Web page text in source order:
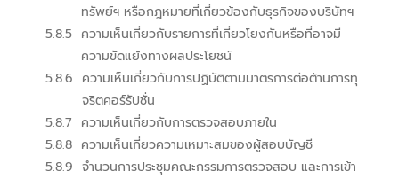
ทรัพย์ฯ หรือกฎหมายที่เกี่ยวข้องกับธุรกิจของบริษัทฯ
ความเห็นเกี่ยวกับรายการที่เกี่ยวโยงกันหรือที่อาจมี
ความขัดแย้งทางผลประโยชน์
ความเห็นเกี่ยวกับการปฏิบัติตามมาตรการต่อต้านการทุ
จริตคอร์รัปชั่น
ความเห็นเกี่ยวกับการตรวจสอบภายใน
ความเห็นเกี่ยวความเหมาะสมของผู้สอบบัญชี
จำนวนการประชุมคณะกรรมการตรวจสอบ และการเข้า